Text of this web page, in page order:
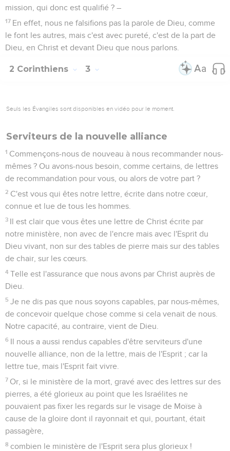
mission, qui donc est qualifié ? –
17 En effet, nous ne falsifions pas la parole de Dieu, comme
le font les autres, mais c'est avec pureté, c'est de la part de
Dieu, en Christ et devant Dieu que nous parlons.
2 Corinthiens 3
Seuls les Évangiles sont disponibles en vidéo pour le moment.
Serviteurs de la nouvelle alliance
1 Commençons-nous de nouveau à nous recommander nous-
mêmes ? Ou avons-nous besoin, comme certains, de lettres
de recommandation pour vous, ou alors de votre part ?
2 C'est vous qui êtes notre lettre, écrite dans notre cœur,
connue et lue de tous les hommes.
3 Il est clair que vous êtes une lettre de Christ écrite par
notre ministère, non avec de l'encre mais avec l'Esprit du
Dieu vivant, non sur des tables de pierre mais sur des tables
de chair, sur les cœurs.
4 Telle est l'assurance que nous avons par Christ auprès de
Dieu.
5 Je ne dis pas que nous soyons capables, par nous-mêmes,
de concevoir quelque chose comme si cela venait de nous.
Notre capacité, au contraire, vient de Dieu.
6 Il nous a aussi rendus capables d'être serviteurs d'une
nouvelle alliance, non de la lettre, mais de l'Esprit ; car la
lettre tue, mais l'Esprit fait vivre.
7 Or, si le ministère de la mort, gravé avec des lettres sur des
pierres, a été glorieux au point que les Israélites ne
pouvaient pas fixer les regards sur le visage de Moïse à
cause de la gloire dont il rayonnait et qui, pourtant, était
passagère,
8 combien le ministère de l'Esprit sera plus glorieux !